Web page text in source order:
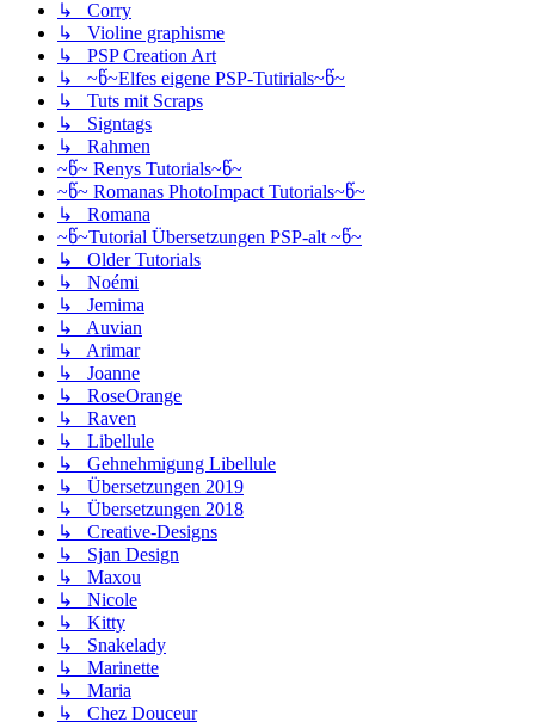
↳ Corry
↳ Violine graphisme
↳ PSP Creation Art
↳ ~წ~Elfes eigene PSP-Tutirials~წ~
↳ Tuts mit Scraps
↳ Signtags
↳ Rahmen
~წ~ Renys Tutorials~წ~
~წ~ Romanas PhotoImpact Tutorials~წ~
↳ Romana
~წ~Tutorial Übersetzungen PSP-alt ~წ~
↳ Older Tutorials
↳ Noémi
↳ Jemima
↳ Auvian
↳ Arimar
↳ Joanne
↳ RoseOrange
↳ Raven
↳ Libellule
↳ Gehnehmigung Libellule
↳ Übersetzungen 2019
↳ Übersetzungen 2018
↳ Creative-Designs
↳ Sjan Design
↳ Maxou
↳ Nicole
↳ Kitty
↳ Snakelady
↳ Marinette
↳ Maria
↳ Chez Douceur